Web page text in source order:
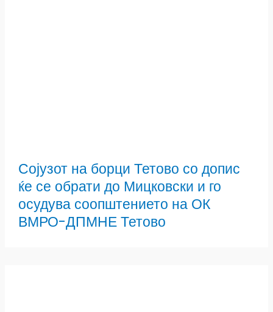
Сојузот на борци Тетово со допис
ќе се обрати до Мицковски и го
осудува соопштението на ОК
ВМРО-ДПМНЕ Тетово